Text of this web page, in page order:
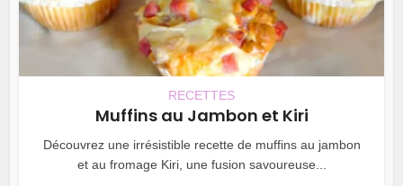
RECETTES
Muffins au Jambon et Kiri
Découvrez une irrésistible recette de muffins au jambon
et au fromage Kiri, une fusion savoureuse...